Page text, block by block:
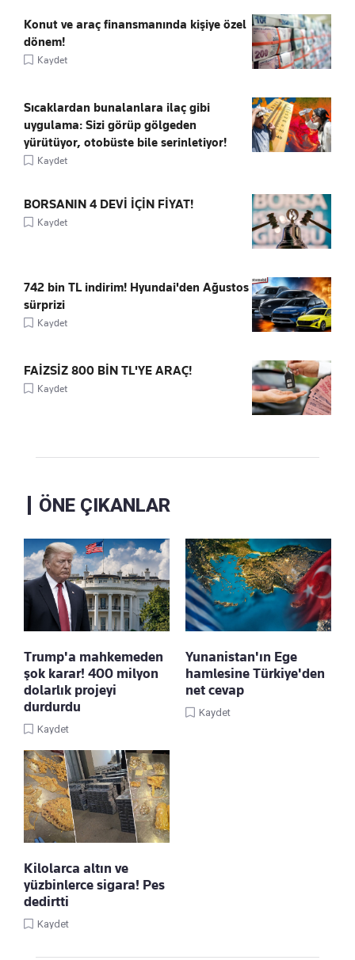
Konut ve araç finansmanında kişiye özel
dönem!
Kaydet
Sıcaklardan bunalanlara ilaç gibi
uygulama: Sizi görüp gölgeden
yürütüyor, otobüste bile serinletiyor!
Kaydet
BORSANIN 4 DEVİ İÇİN FİYAT!
Kaydet
742 bin TL indirim! Hyundai'den Ağustos
sürprizi
Kaydet
FAİZSİZ 800 BİN TL'YE ARAÇ!
Kaydet
ÖNE ÇIKANLAR
Trump'a mahkemeden
şok karar! 400 milyon
dolarlık projeyi
durdurdu
Kaydet
Yunanistan'ın Ege
hamlesine Türkiye'den
net cevap
Kaydet
Kilolarca altın ve
yüzbinlerce sigara! Pes
dedirtti
Kaydet